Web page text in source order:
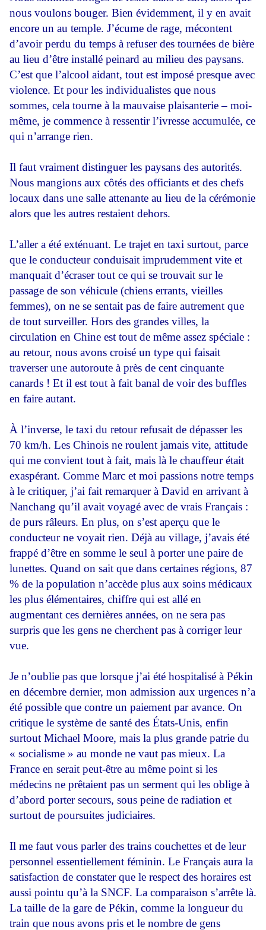
nous voulons bouger. Bien évidemment, il y en avait
encore un au temple. J’écume de rage, mécontent
d’avoir perdu du temps à refuser des tournées de bière
au lieu d’être installé peinard au milieu des paysans.
C’est que l’alcool aidant, tout est imposé presque avec
violence. Et pour les individualistes que nous
sommes, cela tourne à la mauvaise plaisanterie – moi-
même, je commence à ressentir l’ivresse accumulée, ce
qui n’arrange rien.
Il faut vraiment distinguer les paysans des autorités.
Nous mangions aux côtés des officiants et des chefs
locaux dans une salle attenante au lieu de la cérémonie
alors que les autres restaient dehors.
L’aller a été exténuant. Le trajet en taxi surtout, parce
que le conducteur conduisait imprudemment vite et
manquait d’écraser tout ce qui se trouvait sur le
passage de son véhicule (chiens errants, vieilles
femmes), on ne se sentait pas de faire autrement que
de tout surveiller. Hors des grandes villes, la
circulation en Chine est tout de même assez spéciale :
au retour, nous avons croisé un type qui faisait
traverser une autoroute à près de cent cinquante
canards ! Et il est tout à fait banal de voir des buffles
en faire autant.
À l’inverse, le taxi du retour refusait de dépasser les
70 km/h. Les Chinois ne roulent jamais vite, attitude
qui me convient tout à fait, mais là le chauffeur était
exaspérant. Comme Marc et moi passions notre temps
à le critiquer, j’ai fait remarquer à David en arrivant à
Nanchang qu’il avait voyagé avec de vrais Français :
de purs râleurs. En plus, on s’est aperçu que le
conducteur ne voyait rien. Déjà au village, j’avais été
frappé d’être en somme le seul à porter une paire de
lunettes. Quand on sait que dans certaines régions, 87
% de la population n’accède plus aux soins médicaux
les plus élémentaires, chiffre qui est allé en
augmentant ces dernières années, on ne sera pas
surpris que les gens ne cherchent pas à corriger leur
vue.
Je n’oublie pas que lorsque j’ai été hospitalisé à Pékin
en décembre dernier, mon admission aux urgences n’a
été possible que contre un paiement par avance. On
critique le système de santé des États-Unis, enfin
surtout Michael Moore, mais la plus grande patrie du
« socialisme » au monde ne vaut pas mieux. La
France en serait peut-être au même point si les
médecins ne prêtaient pas un serment qui les oblige à
d’abord porter secours, sous peine de radiation et
surtout de poursuites judiciaires.
Il me faut vous parler des trains couchettes et de leur
personnel essentiellement féminin. Le Français aura la
satisfaction de constater que le respect des horaires est
aussi pointu qu’à la SNCF. La comparaison s’arrête là.
La taille de la gare de Pékin, comme la longueur du
train que nous avons pris et le nombre de gens